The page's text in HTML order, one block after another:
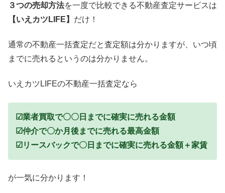
３つの売却方法を一度で比較できる不動産査定サービスは
【いえカツLIFE】 だけ！
通常の不動産一括査定だと査定額は分かりますが、いつ頃
までに売れるというのは分かりません。
いえカツLIFEの不動産一括査定なら
☑業者買取で〇〇日までに確実に売れる金額
☑仲介で〇か月後までに売れる最高金額
☑リースバックで〇日までに確実に売れる金額＋家賃
が一気に分かります！